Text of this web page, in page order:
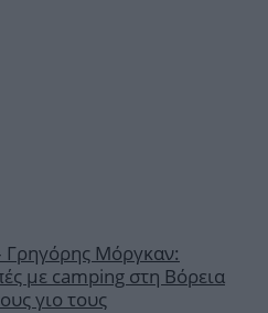
Γρηγόρης Μόργκαν:
με camping στη Βόρεια
γιο τους